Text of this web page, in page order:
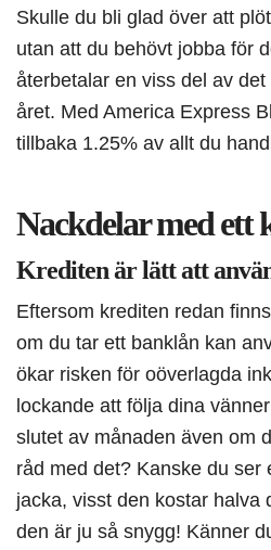
Skulle du bli glad över att
utan att du behövt jobba för
återbetalar en viss del av
året. Med America Express
tillbaka 1.25% av allt du
Nackdelar med ett
Krediten är lätt att
Eftersom krediten redan
om du tar ett banklån kan
ökar risken för oöverlagda
lockande att följa dina
slutet av månaden även om
råd med det? Kanske du ser
jacka, visst den kostar halva
den är ju så snygg! Känner